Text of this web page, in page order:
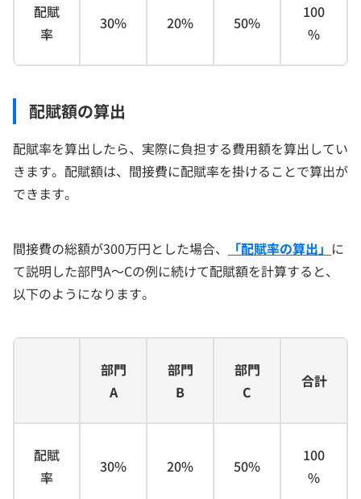
配賦
率
30% 20% 50%
100
%
配賦額の算出
配賦率を算出したら、実際に負担する費用額を算出してい
きます。配賦額は、間接費に配賦率を掛けることで算出が
できます。
間接費の総額が300万円とした場合、 「配賦率の算出」 に
て説明した部門A～Cの例に続けて配賦額を計算すると、
以下のようになります。
部門
A
部門
B
部門
C
合計
配賦
率
30% 20% 50%
100
%